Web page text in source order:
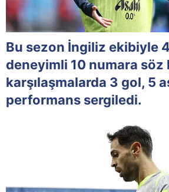
Bu sezon İngiliz ekibiyle
deneyimli 10 numara söz
karşılaşmalarda 3 gol, 5
performans sergiledi.